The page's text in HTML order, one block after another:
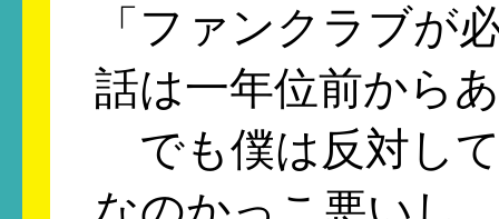
「ファンクラブが
話は一年位前から
でも僕は反対し